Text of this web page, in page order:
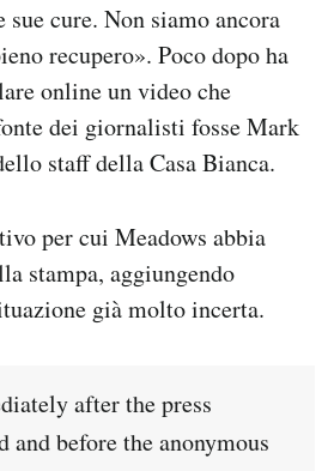
cure. Non siamo ancora
recupero». Poco dopo ha
online un video che
dei giornalisti fosse Mark
staff della Casa Bianca.
per cui Meadows abbia
stampa, aggiungendo
già molto incerta.
after the press
and before the anonymous